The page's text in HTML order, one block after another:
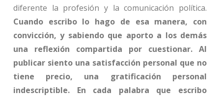
diferente la profesión y la comunicación política.
Cuando escribo lo hago de esa manera, con
convicción, y sabiendo que aporto a los demás
una reflexión compartida por cuestionar. Al
publicar siento una satisfacción personal que no
tiene precio, una gratificación personal
indescriptible. En cada palabra que escribo